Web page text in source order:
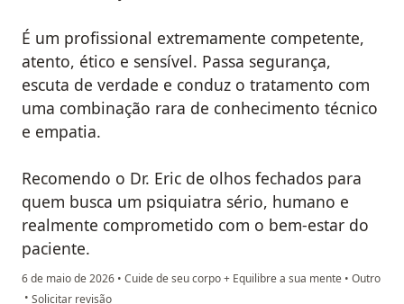
É um profissional extremamente competente,
atento, ético e sensível. Passa segurança,
escuta de verdade e conduz o tratamento com
uma combinação rara de conhecimento técnico
e empatia.
Recomendo o Dr. Eric de olhos fechados para
quem busca um psiquiatra sério, humano e
realmente comprometido com o bem-estar do
paciente.
6 de maio de 2026 • Cuide de seu corpo + Equilibre a sua mente • Outro
• na opinião do utilizador Eder Rabelo
Solicitar revisão